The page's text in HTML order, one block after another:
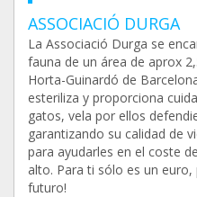
ASSOCIACIÓ DURGA
La Associació Durga se
fauna de un área de aprox
Horta-Guinardó de
esteriliza y proporciona
gatos, vela por ellos
garantizando su calidad de
para ayudarles en el coste
alto. Para ti sólo es un euro,
futuro!